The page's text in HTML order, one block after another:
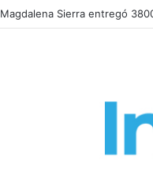
Magdalena Sierra entregó